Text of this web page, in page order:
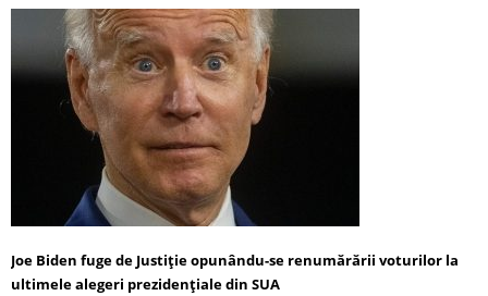
Joe Biden fuge de Justiție opunându-se renumărării voturilor la
ultimele alegeri prezidențiale din SUA